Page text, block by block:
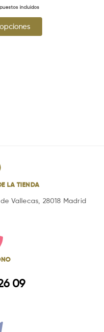
incluidos
LA TIENDA
Vallecas, 28018 Madrid
09